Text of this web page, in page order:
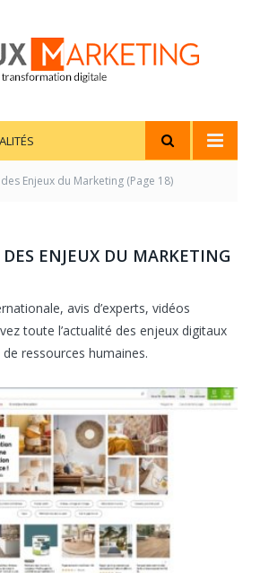
Enjeux du Marketing (Page 18)
ENJEUX DU MARKETING
avis d’experts, vidéos
toute l’actualité des enjeux digitaux
ressources humaines.